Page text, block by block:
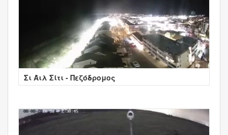
Σι Άιλ Σίτι - Πεζόδρομος